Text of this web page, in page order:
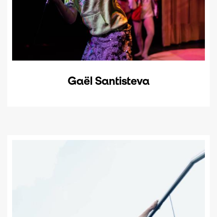
Gaël Santisteva